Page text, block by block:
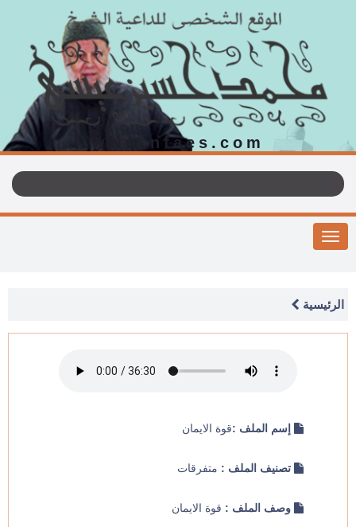
www.nfaes.com
Toggle
navigation
الرئيسية
إسم الملف :قوة الايمان
تصنيف الملف : متفرقات
وصف الملف : قوة الايمان